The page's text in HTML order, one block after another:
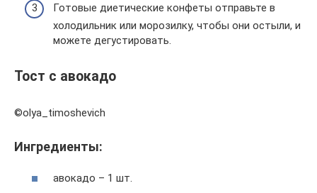
Готовые диетические конфеты отправьте в
холодильник или морозилку, чтобы они остыли, и
можете дегустировать.
Тост с авокадо
©olya_timoshevich
Ингредиенты:
авокадо – 1 шт.